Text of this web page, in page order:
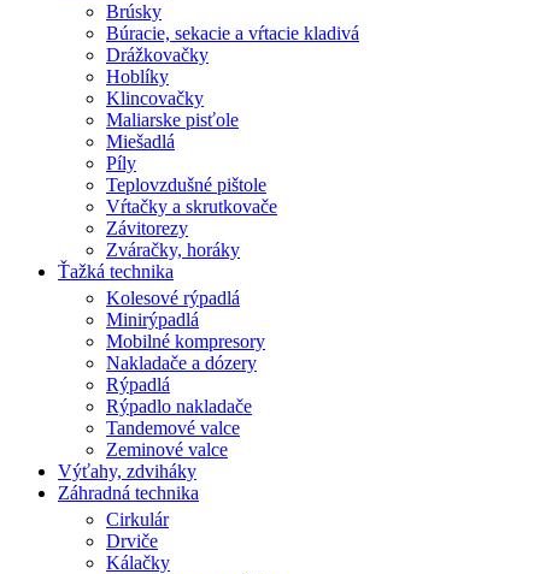
Brúsky
Búracie, sekacie a vŕtacie kladivá
Drážkovačky
Hoblíky
Klincovačky
Maliarske pisťole
Miešadlá
Píly
Teplovzdušné pištole
Vŕtačky a skrutkovače
Závitorezy
Zváračky, horáky
Ťažká technika
Kolesové rýpadlá
Minirýpadlá
Mobilné kompresory
Nakladače a dózery
Rýpadlá
Rýpadlo nakladače
Tandemové valce
Zeminové valce
Výťahy, zdviháky
Záhradná technika
Cirkulár
Drviče
Kálačky